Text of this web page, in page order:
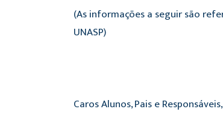
(As informações a seguir são
UNASP)
Caros Alunos, Pais e Responsáveis,